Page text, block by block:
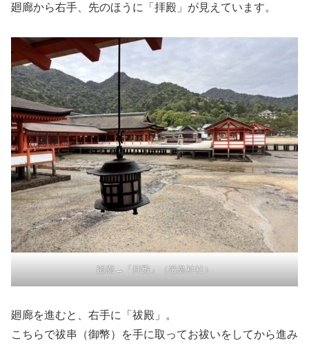
廻廊から右手、先のほうに「拝殿」が見えています。
廻廊→「拝殿」（厳島神社）
廻廊を進むと、右手に「祓殿」。
こちらで祓串（御幣）を手に取ってお祓いをしてから進み